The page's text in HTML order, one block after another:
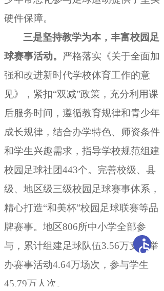
硬件保障。
三是坚持教学为本 ，丰富校园足
球赛事活动。 严格落实《关于全面加
强和改进新时代学校体育工作的意
见》
， 紧扣“双减”政策，充分利用课
后服务时间 ， 遵循教育规律和青少年
成长规律，结合办学特色、师资条件
和学生兴趣需求 ， 指导学校规范组建
校园足球社团443个。完善校级、县
级、地区级三级校园足球赛事体系 ，
精心打造“和美杯”校园足球联赛等品
牌赛事。地区806所中小学全部参
与 ， 累计组建足球队伍3.56万支，举
办赛事活动4.64万场次 ， 参与学生
45.79万人次。